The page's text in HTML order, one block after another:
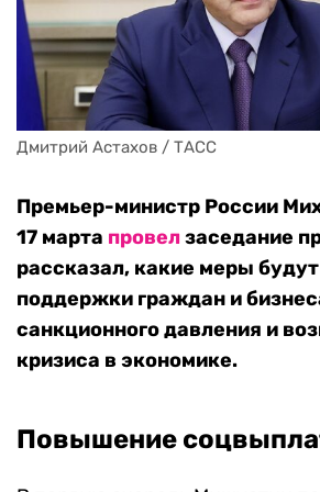
Дмитрий Астахов / ТАСС
Премьер-министр России
17 марта провелзаседание
рассказал, какие меры
поддержки граждан и
санкционного давления и
кризиса в экономике.
Повышение